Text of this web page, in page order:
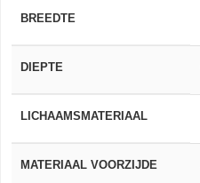
BREEDTE
DIEPTE
LICHAAMSMATERIAAL
MATERIAAL VOORZIJDE